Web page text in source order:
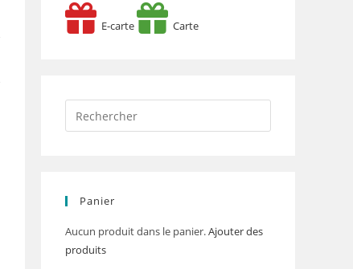
E-carte Carte
Panier
Aucun produit dans le panier.Ajouter des
produits